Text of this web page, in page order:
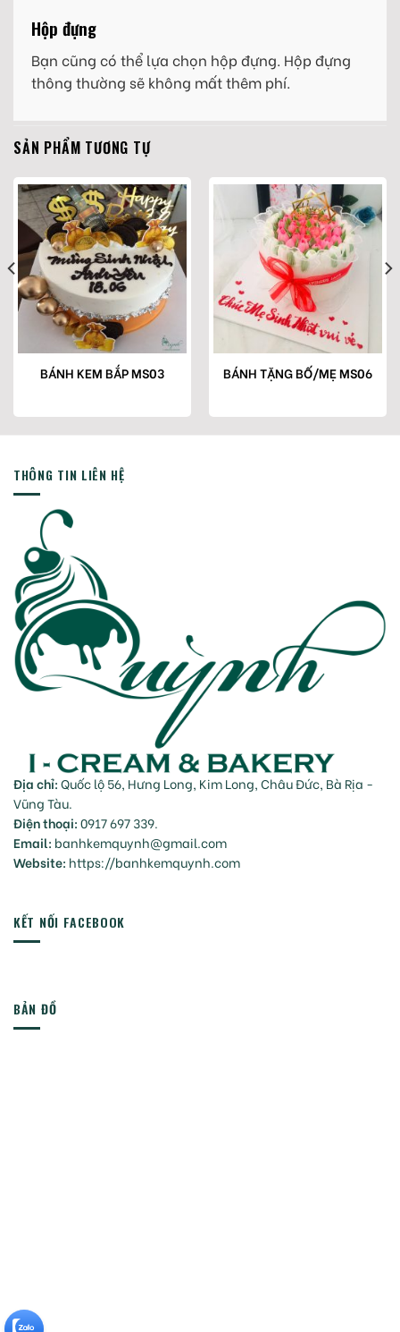
Hộp đựng
Bạn cũng có thể lựa chọn hộp đựng. Hộp đựng
thông thường sẽ không mất thêm phí.
SẢN PHẨM TƯƠNG TỰ
BÁNH KEM BẮP MS03 BÁNH TẶNG BỐ/MẸ MS06
THÔNG TIN LIÊN HỆ
Địa chỉ:Quốc lộ 56, Hưng Long, Kim Long, Châu Đức, Bà Rịa -
Vũng Tàu.
Điện thoại:0917 697 339.
Email: banhkemquynh@gmail.com
Website: https://banhkemquynh.com
KẾT NỐI FACEBOOK
BẢN ĐỒ